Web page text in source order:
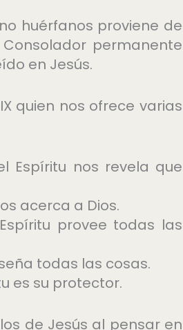
huérfanos proviene de
permanente
en Jesús.
quien nos ofrece varias
Espíritu nos revela que
acerca a Dios.
provee todas las
todas las cosas.
es su protector.
de Jesús al pensar en